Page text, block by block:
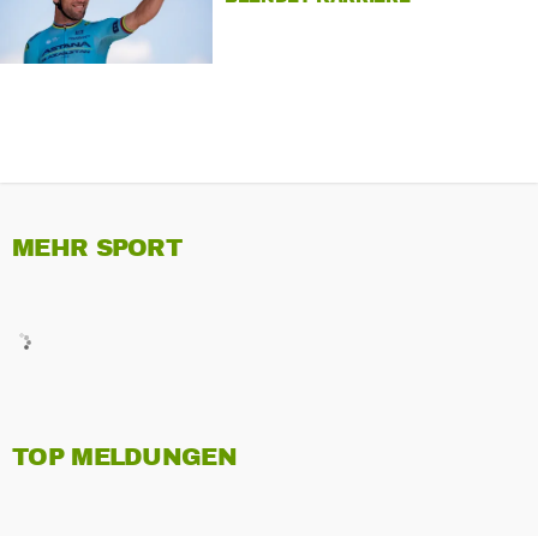
MEHR SPORT
TOP MELDUNGEN